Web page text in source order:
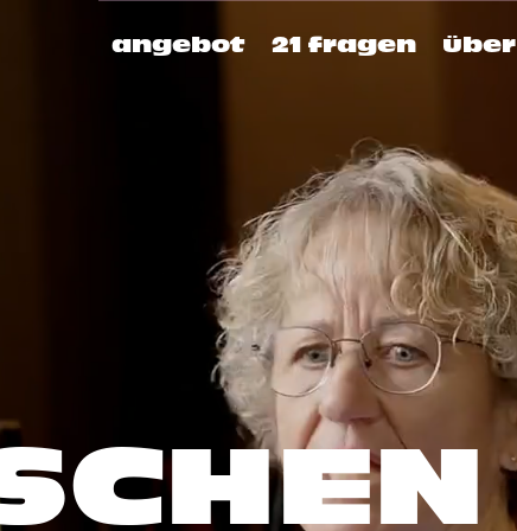
angebot 21 fragen über